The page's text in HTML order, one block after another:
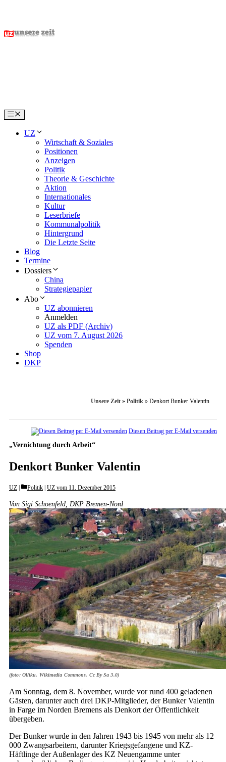
content
Menu
UZ
Wirtschaft & Soziales
Positionen
Anzeigen
Politik
Theorie & Geschichte
Aktion
Internationales
Kultur
Leserbriefe
Kommunalpolitik
Hintergrund
Die Letzte Seite
Blog
Termine
Dossiers
China
Strategiepapier
Abo
UZ abonnieren
Anmelden
UZ als PDF (Archiv)
UZ vom 7. August 2026
Spenden
Shop
DKP
Unsere Zeit » Politik » Denkort Bunker Valentin
Diesen Beitrag per E-Mail versenden
„Vernichtung durch Arbeit“
Denkort Bunker Valentin
UZ Categories
Politik UZ vom 11. Dezember 2015
Von Sigi Schoenfeld, DKP Bremen-Nord
(foto: Olliku, Wikimedia Commons, Cc By Sa 3.0)
Am Sonntag, dem 8. November, wurde vor rund 400 geladenen
Gästen, darunter auch drei DKP-Mitglieder, der Bunker Valentin
in Farge im Norden Bremens als Denkort der Öffentlichkeit
übergeben.
Der Bunker wurde in den Jahren 1943 bis 1945 von mehr als 12
000 Zwangsarbeitern, darunter Kriegsgefangene und KZ-
Häftlinge der Außenlager des KZ Neuengamme unter